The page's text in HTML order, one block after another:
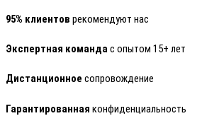
95% клиентов рекомендуют нас
Экспертная командас опытом 15+ лет
Дистанционное сопровождение
Гарантированная конфиденциальность